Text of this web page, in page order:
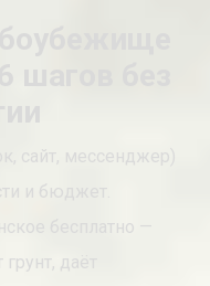
сайт, мессенджер)
бесплатно —
даёт